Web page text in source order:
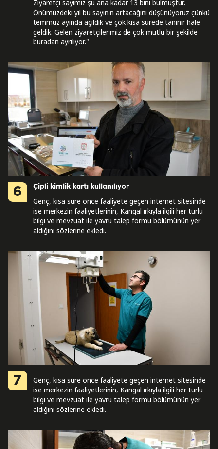
Ziyaretçi sayımız şu ana kadar 13 bini bulmuştur.
Önümüzdeki yıl bu sayının artacağını düşünüyoruz çünkü
temmuz ayında açıldık ve çok kısa sürede tanınır hale
geldik. Gelen ziyaretçilerimiz de çok mutlu bir şekilde
buradan ayrılıyor."
6 Çipli kimlik kartı kullanılıyor
Genç, kısa süre önce faaliyete geçen internet sitesinde
ise merkezin faaliyetlerinin, Kangal ırkıyla ilgili her türlü
bilgi ve mevzuat ile yavru talep formu bölümünün yer
aldığını sözlerine ekledi.
7
Genç, kısa süre önce faaliyete geçen internet sitesinde
ise merkezin faaliyetlerinin, Kangal ırkıyla ilgili her türlü
bilgi ve mevzuat ile yavru talep formu bölümünün yer
aldığını sözlerine ekledi.